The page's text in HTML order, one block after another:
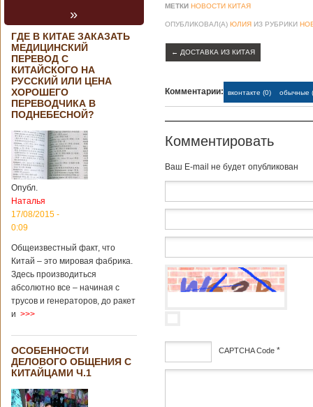
»
ГДЕ В КИТАЕ ЗАКАЗАТЬ
МЕДИЦИНСКИЙ
ПЕРЕВОД С
КИТАЙСКОГО НА
РУССКИЙ ИЛИ ЦЕНА
ХОРОШЕГО
ПЕРЕВОДЧИКА В
ПОДНЕБЕСНОЙ?
Опубл.
Наталья
17/08/2015 -
0:09
Общеизвестный факт, что
Китай – это мировая фабрика.
Здесь производиться
абсолютно все – начиная с
трусов и генераторов, до ракет
и >>>
ОСОБЕННОСТИ
ДЕЛОВОГО ОБЩЕНИЯ С
КИТАЙЦАМИ Ч.1
МЕТКИ НОВОСТИ КИТАЯ
ОПУБЛИКОВАЛ(А) ЮЛИЯ ИЗ РУБРИКИ
← ДОСТАВКА ИЗ КИТАЯ
Комментарии: вконтакте (0) обычные
Комментировать
Baш E-mail не будет опубликован
CAPTCHA Code *